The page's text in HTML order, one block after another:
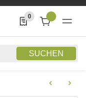
SUCHEN
0
0 Produkte in der